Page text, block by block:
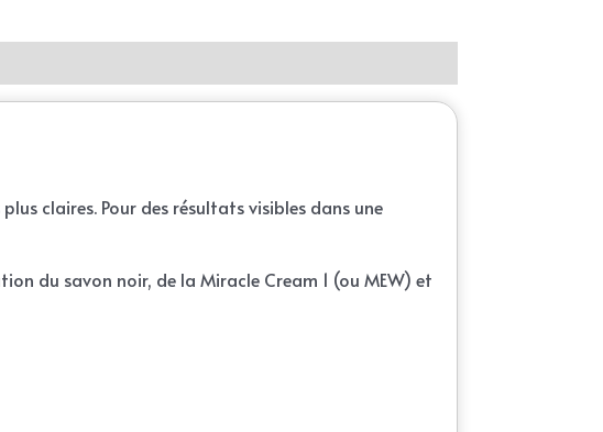
claires. Pour des résultats visibles dans une
du savon noir, de la Miracle Cream 1 (ou MEW) et